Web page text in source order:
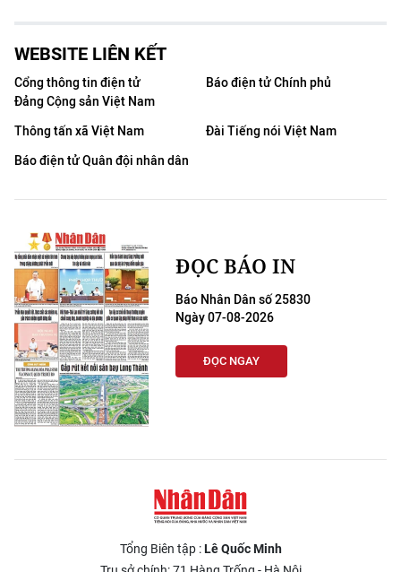
WEBSITE LIÊN KẾT
Cổng thông tin điện tử
Đảng Cộng sản Việt Nam
Báo điện tử Chính phủ
Thông tấn xã Việt Nam
Đài Tiếng nói Việt Nam
Báo điện tử Quân đội nhân dân
ĐỌC BÁO IN
Báo Nhân Dân số 25830
Ngày 07-08-2026
ĐỌC NGAY
Tổng Biên tập :Lê Quốc Minh